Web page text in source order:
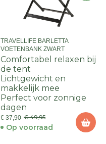
TRAVELLIFE BARLETTA
VOETENBANK ZWART
Comfortabel relaxen bij
de tent
Lichtgewicht en
makkelijk mee
Perfect voor zonnige
dagen
€ 37,90 € 49,95
Op voorraad